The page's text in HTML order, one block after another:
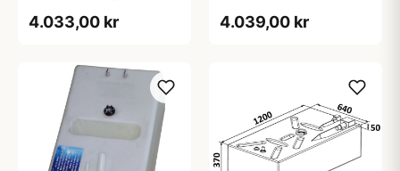
4.033,00 kr 4.039,00 kr